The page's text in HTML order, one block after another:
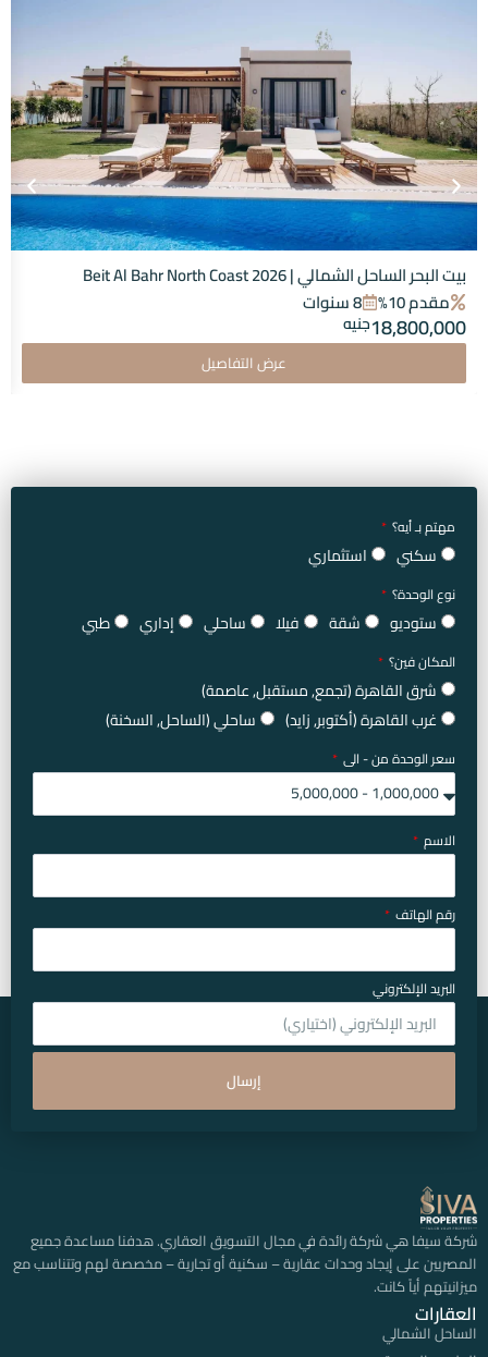
بيت البحر الساحل الشمالي | Beit Al Bahr North Coast 2026
مقدم 10%
8 سنوات
18,800,000جنيه
عرض التفاصيل
مهتم بـ أيه؟
سكني استثماري
نوع الوحدة؟
ستوديو شقة فيلا ساحلي إداري طبي
المكان فين؟
شرق القاهرة (تجمع, مستقبل, عاصمة)
غرب القاهرة (أكتوبر, زايد)
ساحلي (الساحل, السخنة)
سعر الوحدة من - الى
الاسم
رقم الهاتف
البريد الإلكتروني
إرسال
شركة سيفا هي شركة رائدة في مجال التسويق العقاري. هدفنا مساعدة جميع
المصريين على إيجاد وحدات عقارية – سكنية أو تجارية – مخصصة لهم وتتناسب مع
ميزانيتهم أياً كانت.
العقارات
الساحل الشمالي